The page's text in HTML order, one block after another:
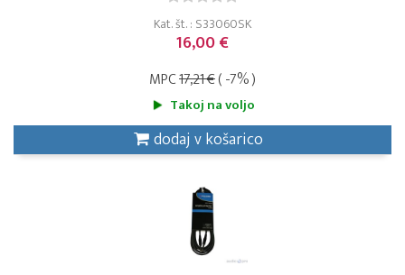
Kat. št. : S33060SK
16,00 €
MPC17,21 €( -7% )
Takoj na voljo
dodaj v košarico